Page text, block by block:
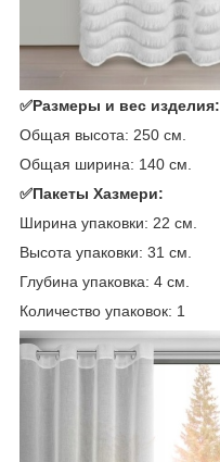
✅Размеры и вес изделия:
Общая высота: 250 см.
Общая ширина: 140 см.
✅Пакеты Хазмери:
Ширина упаковки: 22 см.
Высота упаковки: 31 см.
Глубина упаковка: 4 см.
Количество упаковок: 1